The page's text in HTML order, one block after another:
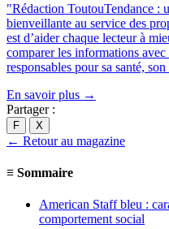
"Rédaction ToutouTendance :
bienveillante au service des
est d’aider chaque lecteur à
comparer les informations
responsables pour sa santé,
En savoir plus →
Partager :
F X
← Retour au magazine
≡ Sommaire
American Staff bleu :
comportement social